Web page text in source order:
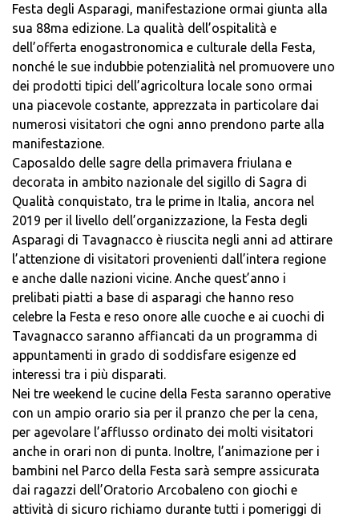
Festa degli Asparagi, manifestazione ormai giunta alla
sua 88ma edizione. La qualità dell’ospitalità e
dell’offerta enogastronomica e culturale della Festa,
nonché le sue indubbie potenzialità nel promuovere uno
dei prodotti tipici dell’agricoltura locale sono ormai
una piacevole costante, apprezzata in particolare dai
numerosi visitatori che ogni anno prendono parte alla
manifestazione.
Caposaldo delle sagre della primavera friulana e
decorata in ambito nazionale del sigillo di Sagra di
Qualità conquistato, tra le prime in Italia, ancora nel
2019 per il livello dell’organizzazione, la Festa degli
Asparagi di Tavagnacco è riuscita negli anni ad attirare
l’attenzione di visitatori provenienti dall’intera regione
e anche dalle nazioni vicine. Anche quest’anno i
prelibati piatti a base di asparagi che hanno reso
celebre la Festa e reso onore alle cuoche e ai cuochi di
Tavagnacco saranno affiancati da un programma di
appuntamenti in grado di soddisfare esigenze ed
interessi tra i più disparati.
Nei tre weekend le cucine della Festa saranno operative
con un ampio orario sia per il pranzo che per la cena,
per agevolare l’afflusso ordinato dei molti visitatori
anche in orari non di punta. Inoltre, l’animazione per i
bambini nel Parco della Festa sarà sempre assicurata
dai ragazzi dell’Oratorio Arcobaleno con giochi e
attività di sicuro richiamo durante tutti i pomeriggi di